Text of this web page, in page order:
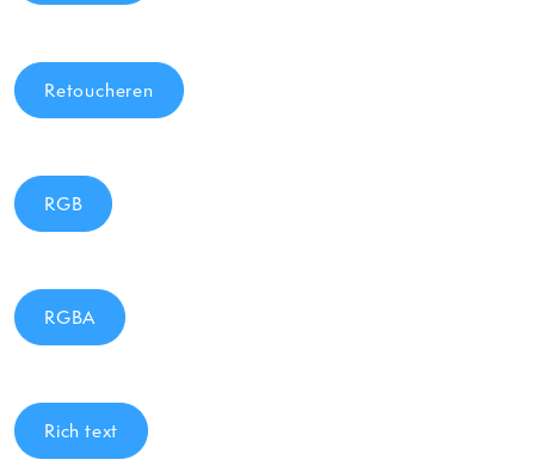
Retoucheren
RGB
RGBA
Rich text